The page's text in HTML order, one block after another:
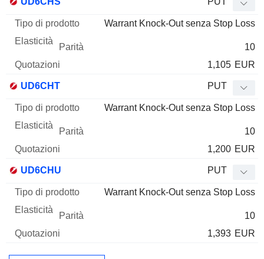
Warrant Knock-Out senza Stop Loss
10
1,105 EUR
UD6CHT PUT
Warrant Knock-Out senza Stop Loss
10
1,200 EUR
UD6CHU PUT
Warrant Knock-Out senza Stop Loss
10
1,393 EUR